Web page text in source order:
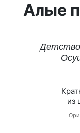
Алые
Детство
из